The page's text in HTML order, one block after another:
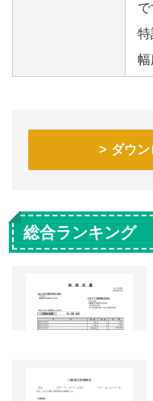
特
幅
ダウ
総合ランキング